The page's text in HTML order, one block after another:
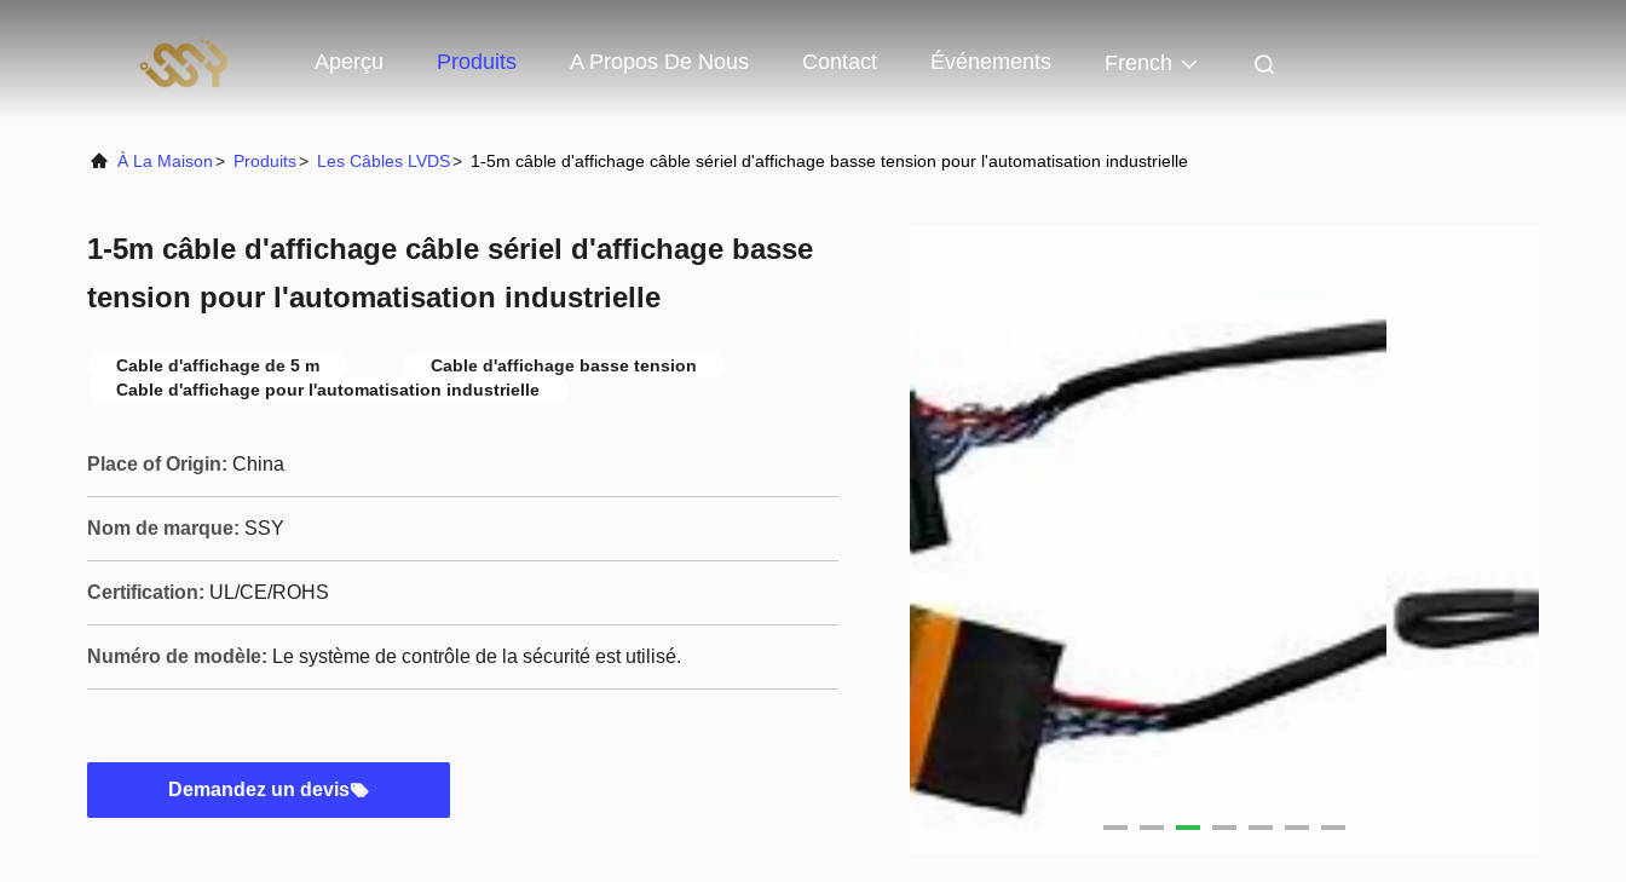
Aperçu Produits A Propos De Nous Contact Événements French
À La Maison> Produits> Les Câbles LVDS> 1-5m câble d'affichage câble sériel d'affichage basse tension pour l'automatisation industrielle
1-5m câble d'affichage câble sériel d'affichage basse
tension pour l'automatisation industrielle
Cable d'affichage de 5 m
Cable d'affichage basse tension
Cable d'affichage pour l'automatisation industrielle
Place of Origin: China
Nom de marque: SSY
Certification: UL/CE/ROHS
Numéro de modèle: Le système de contrôle de la sécurité est utilisé.
Demandez un devis